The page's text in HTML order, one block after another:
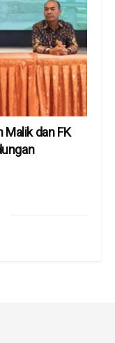
Malik dan FK